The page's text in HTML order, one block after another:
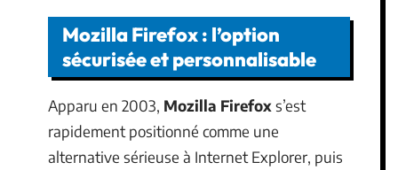
Mozilla Firefox : l’option
sécurisée et personnalisable
Apparu en 2003, Mozilla Firefoxs’est
rapidement positionné comme une
alternative sérieuse à Internet Explorer, puis